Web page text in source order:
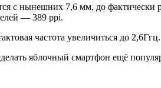
с нынешних 7,6 мм, до фактически
— 389 ppi.
частота увеличиться до 2,6Ггц.
яблочный смартфон ещё